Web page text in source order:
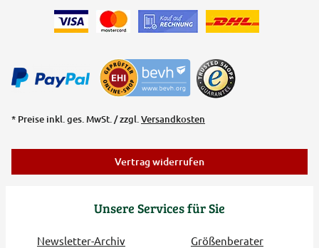
Unsere Services für Sie
Newsletter-Archiv
Größenberater
* Preise inkl. ges. MwSt. / zzgl.Versandkosten
Vertrag widerrufen